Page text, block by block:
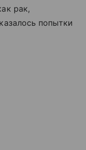
рак,
попытки